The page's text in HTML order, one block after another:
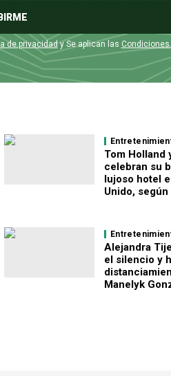
de privacidady Se aplican las Condiciones
Tom Holland
celebran su
lujoso hotel
Unido,
Alejandra
el silencio y
Manelyk